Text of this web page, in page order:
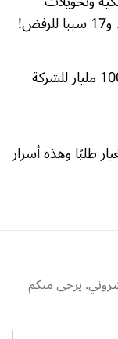
صافي أرباح يفوق 100 مليار للشركة
طلبًا وهذه أسرار
يرجى منكم